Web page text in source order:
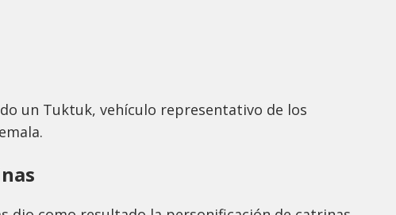
un Tuktuk, vehículo representativo de los